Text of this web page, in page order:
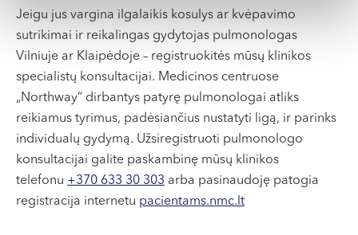
Jeigu jus vargina ilgalaikis kosulys ar kvėpavimo
sutrikimai ir reikalingas gydytojas pulmonologas
Vilniuje ar Klaipėdoje – registruokitės mūsų klinikos
specialistų konsultacijai. Medicinos centruose
„Northway“ dirbantys patyrę pulmonologai atliks
reikiamus tyrimus, padėsiančius nustatyti ligą, ir parinks
individualų gydymą. Užsiregistruoti pulmonologo
konsultacijai galite paskambinę mūsų klinikos
telefonu +370 633 30 303 arba pasinaudoję patogia
registracija internetu pacientams.nmc.lt